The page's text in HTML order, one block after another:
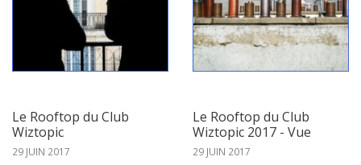
Le Rooftop du Club
Wiztopic
29 JUIN 2017
Le Rooftop du Club
Wiztopic 2017 - Vue
29 JUIN 2017